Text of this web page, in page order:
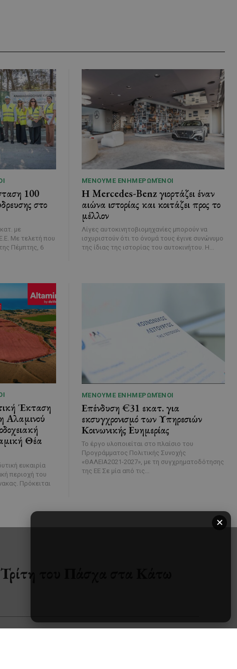
100
στο
με
που
Πέμπτης, 6
ΜΈΝΟΥΜΕ ΕΝΗΜΕΡΩΜΈΝΟΙ
Η Mercedes-Benz γιορτάζει έναν
αιώνα ιστορίας και κοιτάζει προς το
μέλλον
Λίγες αυτοκινητοβιομηχανίες μπορούν να
ισχυριστούν ότι το όνομά τους έγινε συνώνυμο
της ίδιας της ιστορίας του αυτοκινήτου. Η...
Έκταση
Αλαμινού
Θέα
ευκαιρία
περιοχή του
Πρόκειται
ΜΈΝΟΥΜΕ ΕΝΗΜΕΡΩΜΈΝΟΙ
Επένδυση €31 εκατ. για
εκσυγχρονισμό των Υπηρεσιών
Κοινωνικής Ευημερίας
Το έργο υλοποιείται στο πλαίσιο του
Προγράμματος Πολιτικής Συνοχής
«ΘΑΛΕΙΑ2021-2027», με τη συγχρηματοδότησης
της ΕΕ Σε μία από τις...
✕